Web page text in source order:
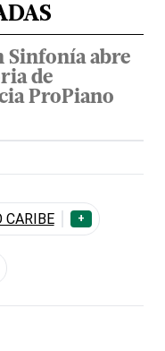
Sinfonía abre
de
ProPiano
CARIBE +